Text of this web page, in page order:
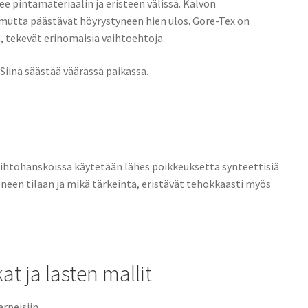
pintamateriaalin ja eristeen välissä. Kalvon
päästävät höyrystyneen hien ulos. Gore-Tex on
erinomaisia vaihtoehtoja.
säästää väärässä paikassa.
käytetään lähes poikkeuksetta synteettisiä
tilaan ja mikä tärkeintä, eristävät tehokkaasti myös
ja lasten mallit